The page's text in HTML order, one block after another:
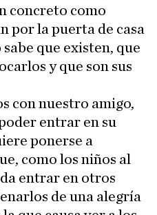
concreto como
por la puerta de casa
que existen, que
y que son sus
con nuestro amigo,
entrar en su
ponerse a
como los niños al
entrar en otros
de una alegría